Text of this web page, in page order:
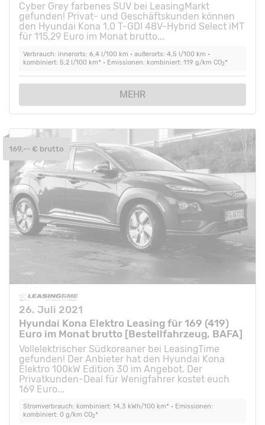
Cyber Grey farbenes SUV bei LeasingMarkt
gefunden! Privat- und Geschäftskunden können
den Hyundai Kona 1.0 T-GDI 48V-Hybrid Select iMT
für 115,29 Euro im Monat brutto...
Verbrauch: innerorts: 6,4 l/100 km • außerorts: 4,5 l/100 km •
kombiniert: 5,2 l/100 km* • Emissionen: kombiniert: 119 g/km CO2*
MEHR
26. Juli 2021
Hyundai Kona Elektro Leasing für 169 (419)
Euro im Monat brutto [Bestellfahrzeug, BAFA]
Vollelektrischer Südkoreaner bei LeasingTime
gefunden! Der Anbieter hat den Hyundai Kona
Elektro 100kW Edition 30 im Angebot. Der
Privatkunden-Deal für Wenigfahrer kostet euch
169 Euro...
Stromverbrauch: kombiniert: 14,3 kWh/100 km* • Emissionen:
kombiniert: 0 g/km CO2*
169,-- € brutto